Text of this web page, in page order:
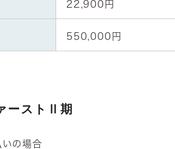
22,900円
550,000円
ーストⅡ期
の場合